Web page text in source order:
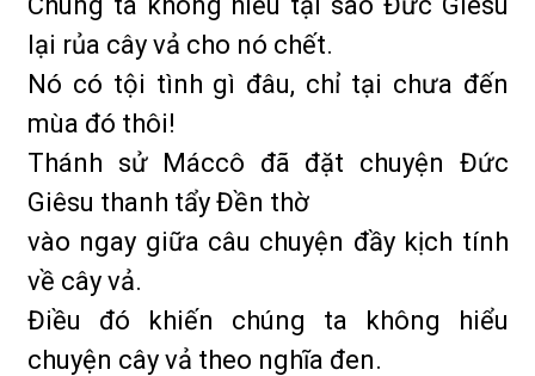
lại rủa cây vả cho nó chết.
Nó có tội tình gì đâu, chỉ tại chưa đến
mùa đó thôi!
Thánh sử Máccô đã đặt chuyện Đức
Giêsu thanh tẩy Đền thờ
vào ngay giữa câu chuyện đầy kịch tính
về cây vả.
Điều đó khiến chúng ta không hiểu
chuyện cây vả theo nghĩa đen.